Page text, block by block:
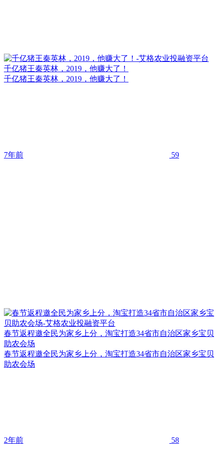
千亿猪王秦英林，2019，他赚大了！
千亿猪王秦英林，2019，他赚大了！
7年前 59
春节返程邀全民为家乡上分，淘宝打造34省市自治区家乡宝贝
助农会场
春节返程邀全民为家乡上分，淘宝打造34省市自治区家乡宝贝
助农会场
2年前 58